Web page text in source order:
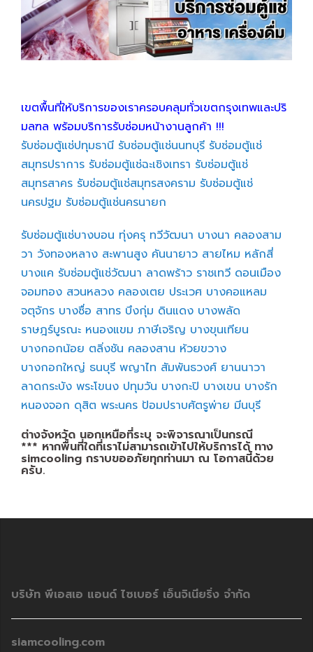
เขตพื้นที่ให้บริการของเราครอบคลุมทั่วเขตกรุงเทพและปริ
มลฑล พร้อมบริการรับซ่อมหน้างานลูกค้า !!!
รับซ่อมตู้แช่ปทุมธานี รับซ่อมตู้แช่นนทบุรี รับซ่อมตู้แช่
สมุทรปราการ รับซ่อมตู้แช่ฉะเชิงเทรา รับซ่อมตู้แช่
สมุทรสาคร รับซ่อมตู้แช่สมุทรสงคราม รับซ่อมตู้แช่
นครปฐม รับซ่อมตู้แช่นครนายก
รับซ่อมตู้แช่บางบอน ทุ่งครุ ทวีวัฒนา บางนา คลองสาม
วา วังทองหลาง สะพานสูง คันนายาว สายไหม หลักสี่
บางแค รับซ่อมตู้แช่วัฒนา ลาดพร้าว ราชเทวี ดอนเมือง
จอมทอง สวนหลวง คลองเตย ประเวศ บางคอแหลม
จตุจักร บางซื่อ สาทร บึงกุ่ม ดินแดง บางพลัด
ราษฎร์บูรณะ หนองแขม ภาษีเจริญ บางขุนเทียน
บางกอกน้อย ตลิ่งชัน คลองสาน ห้วยขวาง
บางกอกใหญ่ ธนบุรี พญาไท สัมพันธวงศ์ ยานนาวา
ลาดกระบัง พระโขนง ปทุมวัน บางกะปิ บางเขน บางรัก
หนองจอก ดุสิต พระนคร ป้อมปราบศัตรูพ่าย มีนบุรี
ต่างจังหวัด นอกเหนือที่ระบุ จะพิจารณาเป็นกรณี
*** หากพื้นที่ใดที่เราไม่สามารถเข้าไปให้บริการได้ ทาง
simcooling กราบขออภัยทุกท่านมา ณ โอกาสนี้ด้วย
ครับ.
บริษัท พีเอสเอ แอนด์ ไซเบอร์ เอ็นจิเนียริ่ง จำกัด
siamcooling.com